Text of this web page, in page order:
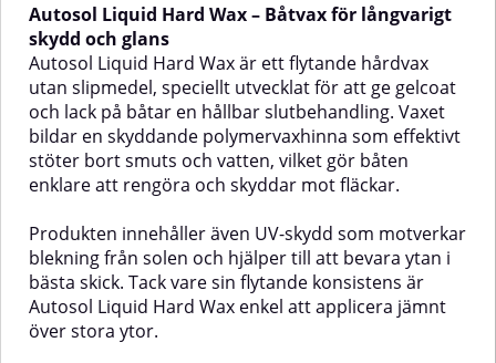
i marina miljöer.Den avancerade
formulan innehåller
högteknologiska nanopartiklar
och hydrofoba polymerer, vilket
ger en mycket tålig försegling
med lång livslängd. Vaxet
bromsar algbildning och
motverkar salt- och
vattenfläckar, samtidigt som det
ger båten en förbättrad glans och
Fördelar med Autosol Marine
Ceramic Shield WaxGer en djup
och hållbar glansSkapar en
mycket vattenavvisande
(hydrofob) ytaMinskar
vidhäftning av alger och
ger en stark vattenavvisande
smuts, väderpåverkan och UV-
strålning som annars kan orsaka
gulning.Med rätt underhåll håller
skyddet i upp till en halv säsong.
Produkten är optimerad för
gelcoat och båtfärger och
fungerar utmärkt även i
saltvattenmiljö.✅ Fördelar med
djup, högblank ytaSkyddar mot
UV-strålning, smuts och
väderpåverkanEnkel applicering
med spray och
mikrofiberdukVatten- och
Autosol Liquid Hard Wax – Båtvax för långvarigt
skydd och glans
Autosol Liquid Hard Wax är ett flytande hårdvax
utan slipmedel, speciellt utvecklat för att ge gelcoat
och lack på båtar en hållbar slutbehandling. Vaxet
bildar en skyddande polymervaxhinna som effektivt
stöter bort smuts och vatten, vilket gör båten
enklare att rengöra och skyddar mot fläckar.
Produkten innehåller även UV-skydd som motverkar
blekning från solen och hjälper till att bevara ytan i
bästa skick. Tack vare sin flytande konsistens är
Autosol Liquid Hard Wax enkel att applicera jämnt
över stora ytor.